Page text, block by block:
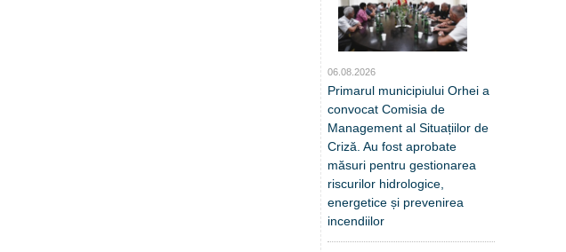
06.08.2026
Primarul municipiului Orhei a
convocat Comisia de
Management al Situațiilor de
Criză. Au fost aprobate
măsuri pentru gestionarea
riscurilor hidrologice,
energetice și prevenirea
incendiilor